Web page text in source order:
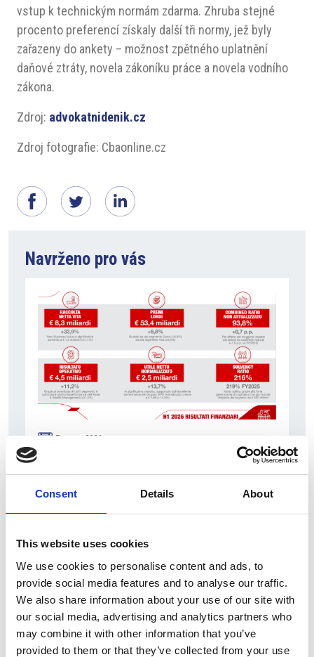
Consent Details About
This website uses cookies
We use cookies to personalise content and ads, to
provide social media features and to analyse our traffic.
We also share information about your use of our site with
our social media, advertising and analytics partners who
may combine it with other information that you’ve
provided to them or that they’ve collected from your use
vstup k technickým normám zdarma. Zhruba stejné
procento preferencí získaly další tři normy, jež byly
zařazeny do ankety – možnost zpětného uplatnění
daňové ztráty, novela zákoníku práce a novela vodního
zákona.
Zdroj: advokatnidenik.cz
Zdroj fotografie: Cbaonline.cz
Navrženo pro vás
7 srpna 2026
Čistý zisk skupiny Generali zaznamenal v
pololetí výrazný růst